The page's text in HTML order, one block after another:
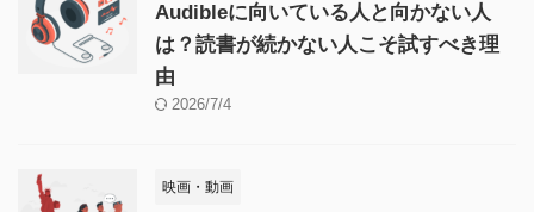
Audibleに向いている人と向かない人
は？読書が続かない人こそ試すべき理
由
2026/7/4
映画・動画